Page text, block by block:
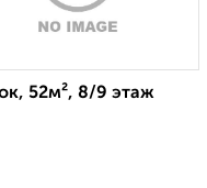
52м², 8/9 этаж